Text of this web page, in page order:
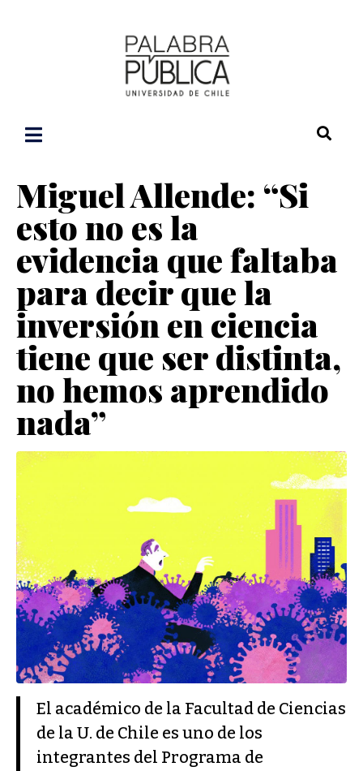
Miguel Allende: “Si
esto no es la
evidencia que faltaba
para decir que la
inversión en ciencia
tiene que ser distinta,
no hemos aprendido
nada”
El académico de la Facultad de Ciencias
de la U. de Chile es uno de los
integrantes del Programa de